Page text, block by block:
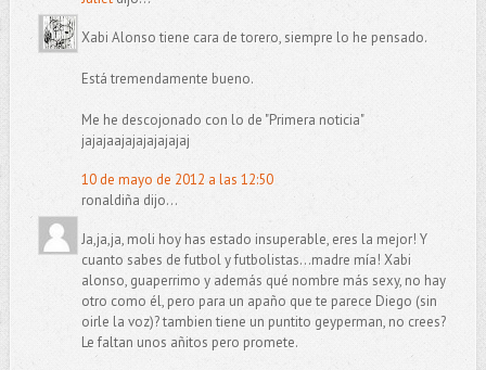
Xabi Alonso tiene cara de torero, siempre lo he pensado.
Está tremendamente bueno.
Me he descojonado con lo de "Primera noticia"
jajajaajajajajajajaj
10 de mayo de 2012 a las 12:50
ronaldiña dijo...
Ja,ja,ja, moli hoy has estado insuperable, eres la mejor! Y
cuanto sabes de futbol y futbolistas...madre mía! Xabi
alonso, guaperrimo y además qué nombre más sexy, no hay
otro como él, pero para un apaño que te parece Diego (sin
oirle la voz)? tambien tiene un puntito geyperman, no crees?
Le faltan unos añitos pero promete.